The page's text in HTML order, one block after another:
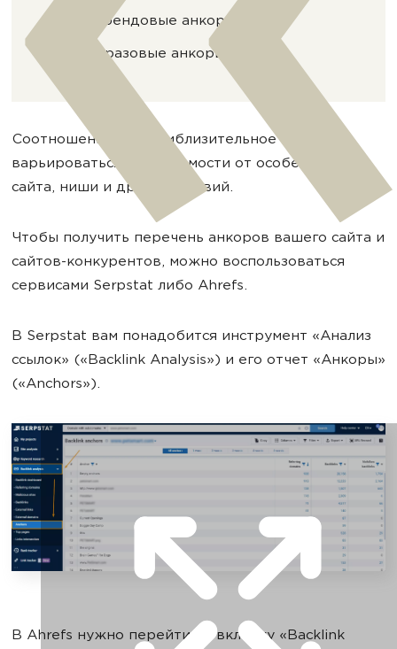
брендовые анкоры — 40%;
фразовые анкоры — 20%.
Соотношение это приблизительное и может
варьироваться в зависимости от особенностей
сайта, ниши и других условий.
Чтобы получить перечень анкоров вашего сайта и
сайтов-конкурентов, можно воспользоваться
сервисами Serpstat либо Ahrefs.
В Serpstat вам понадобится инструмент «Анализ
ссылок» («Backlink Analysis») и его отчет «Анкоры»
(«Anchors»).
В Ahrefs нужно перейти на вкладку «Backlink